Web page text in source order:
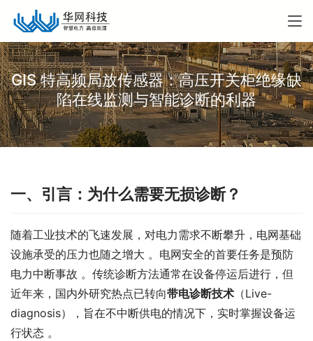
GIS 特高频局放传感器：高压开关柜绝缘缺
陷在线监测与智能诊断的利器
一、 引言：为什么需要无损诊断？
随着工业技术的飞速发展，对电力需求不断攀升，电网基础
设施承受的压力也随之增大 。电网安全的首要任务是预防
电力中断事故 。传统诊断方法通常在设备停运后进行，但
近年来，国内外研究热点已转向带电诊断技术 （Live-
diagnosis），旨在不中断供电的情况下，实时掌握设备运
行状态 。